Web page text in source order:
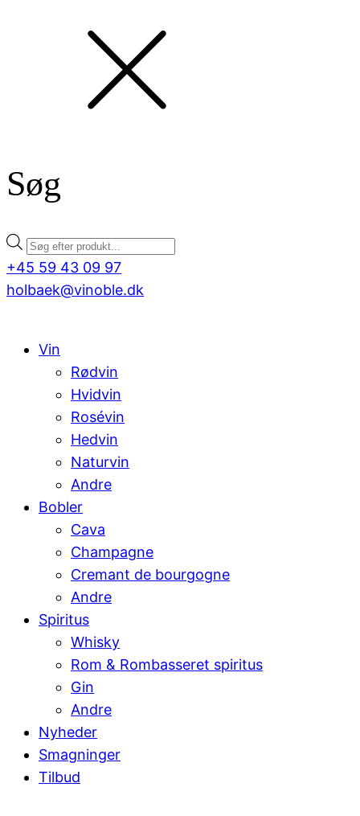
Søg
Products
search
+45 59 43 09 97
holbaek@vinoble.dk
Vin
Rødvin
Hvidvin
Rosévin
Hedvin
Naturvin
Andre
Bobler
Cava
Champagne
Cremant de bourgogne
Andre
Spiritus
Whisky
Rom & Rombasseret spiritus
Gin
Andre
Nyheder
Smagninger
Tilbud